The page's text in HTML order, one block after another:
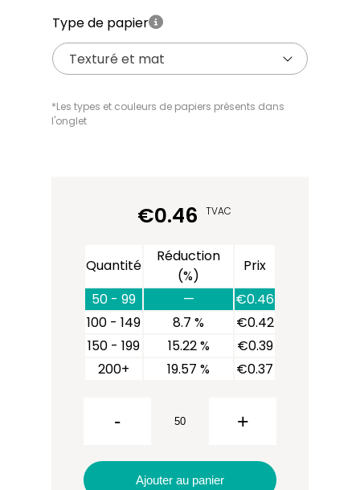
Type de papier
Texturé et mat
*Les types et couleurs de papiers présents dans
l'onglet
€0.46 TVAC
Quantité
Réduction
(%)
Prix
50 - 99
— €0.46
100 - 149
8.7 % €0.42
150 - 199
15.22 % €0.39
200+
19.57 % €0.37
quantité
Togian
- +
Ajouter au panier